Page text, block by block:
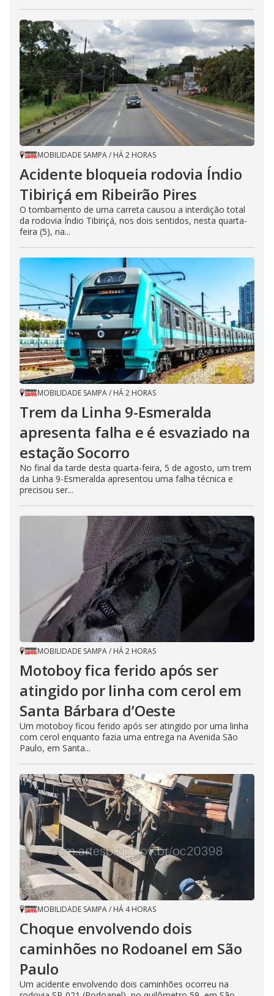
MOBILIDADE SAMPA/ HÁ 2 HORAS
Acidente bloqueia rodovia Índio
Tibiriçá em Ribeirão Pires
O tombamento de uma carreta causou a interdição total
da rodovia Índio Tibiriçá, nos dois sentidos, nesta quarta-
feira (5), na...
MOBILIDADE SAMPA/ HÁ 2 HORAS
Trem da Linha 9-Esmeralda
apresenta falha e é esvaziado na
estação Socorro
No final da tarde desta quarta-feira, 5 de agosto, um trem
da Linha 9-Esmeralda apresentou uma falha técnica e
precisou ser...
MOBILIDADE SAMPA/ HÁ 2 HORAS
Motoboy fica ferido após ser
atingido por linha com cerol em
Santa Bárbara d’Oeste
Um motoboy ficou ferido após ser atingido por uma linha
com cerol enquanto fazia uma entrega na Avenida São
Paulo, em Santa...
MOBILIDADE SAMPA/ HÁ 4 HORAS
Choque envolvendo dois
caminhões no Rodoanel em São
Paulo
Um acidente envolvendo dois caminhões ocorreu na